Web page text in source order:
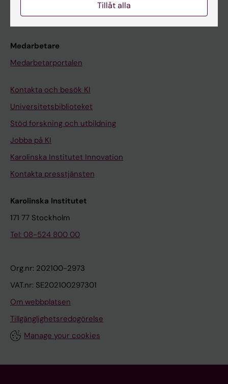
Student på KI
Medarbetare
Medarbetarportalen
Kontakta och besök KI
Universitetsbiblioteket
Stöd forskning och utbildning
Jobba på KI
Karolinska Institutet Innovation
Kontakta presstjänsten
Karolinska Institutet
171 77 Stockholm
Tel: 08-524 800 00
Org.nr: 202100-2973
VAT.nr: SE202100297301
Om webbplatsen
Tillgänglighetsredogörelse
Manage your cookies
Tillåt alla